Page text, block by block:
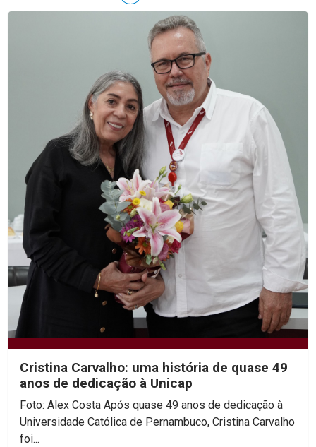
Cristina Carvalho: uma história de quase 49
anos de dedicação à Unicap
Foto: Alex Costa Após quase 49 anos de dedicação à
Universidade Católica de Pernambuco, Cristina Carvalho
foi...